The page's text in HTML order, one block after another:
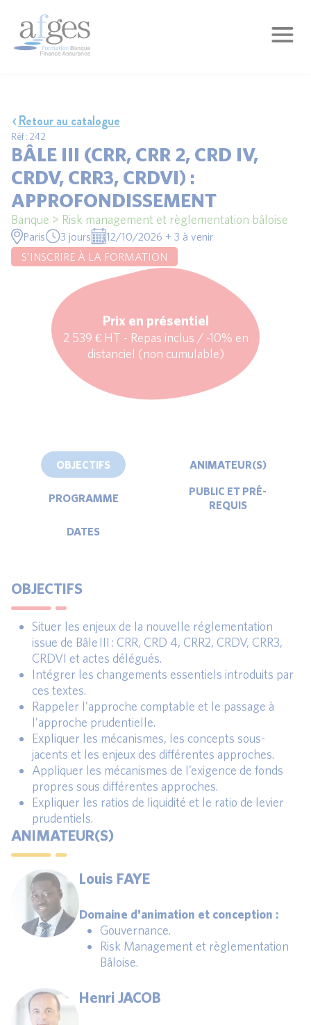
Retour au catalogue
Réf : 242
BÂLE III (CRR, CRR 2, CRD IV,
CRDV, CRR3, CRDVI) :
APPROFONDISSEMENT
Banque > Risk management et règlementation bâloise
Paris 3 jours
12/10/2026 + 3 à venir
S'INSCRIRE À LA FORMATION
Prix en présentiel
2 539 € HT - Repas inclus / -10% en
distanciel (non cumulable)
OBJECTIFS ANIMATEUR(S)
PROGRAMME
PUBLIC ET PRÉ-
REQUIS
DATES
OBJECTIFS
Situer les enjeux de la nouvelle réglementation
issue de Bâle III : CRR, CRD 4, CRR2, CRDV, CRR3,
CRDVI et actes délégués.
Intégrer les changements essentiels introduits par
ces textes.
Rappeler l’approche comptable et le passage à
l’approche prudentielle.
Expliquer les mécanismes, les concepts sous-
jacents et les enjeux des différentes approches.
Appliquer les mécanismes de l’exigence de fonds
propres sous différentes approches.
Expliquer les ratios de liquidité et le ratio de levier
prudentiels.
ANIMATEUR(S)
Louis FAYE
Domaine d'animation et conception :
Gouvernance.
Risk Management et règlementation
Bâloise.
Henri JACOB